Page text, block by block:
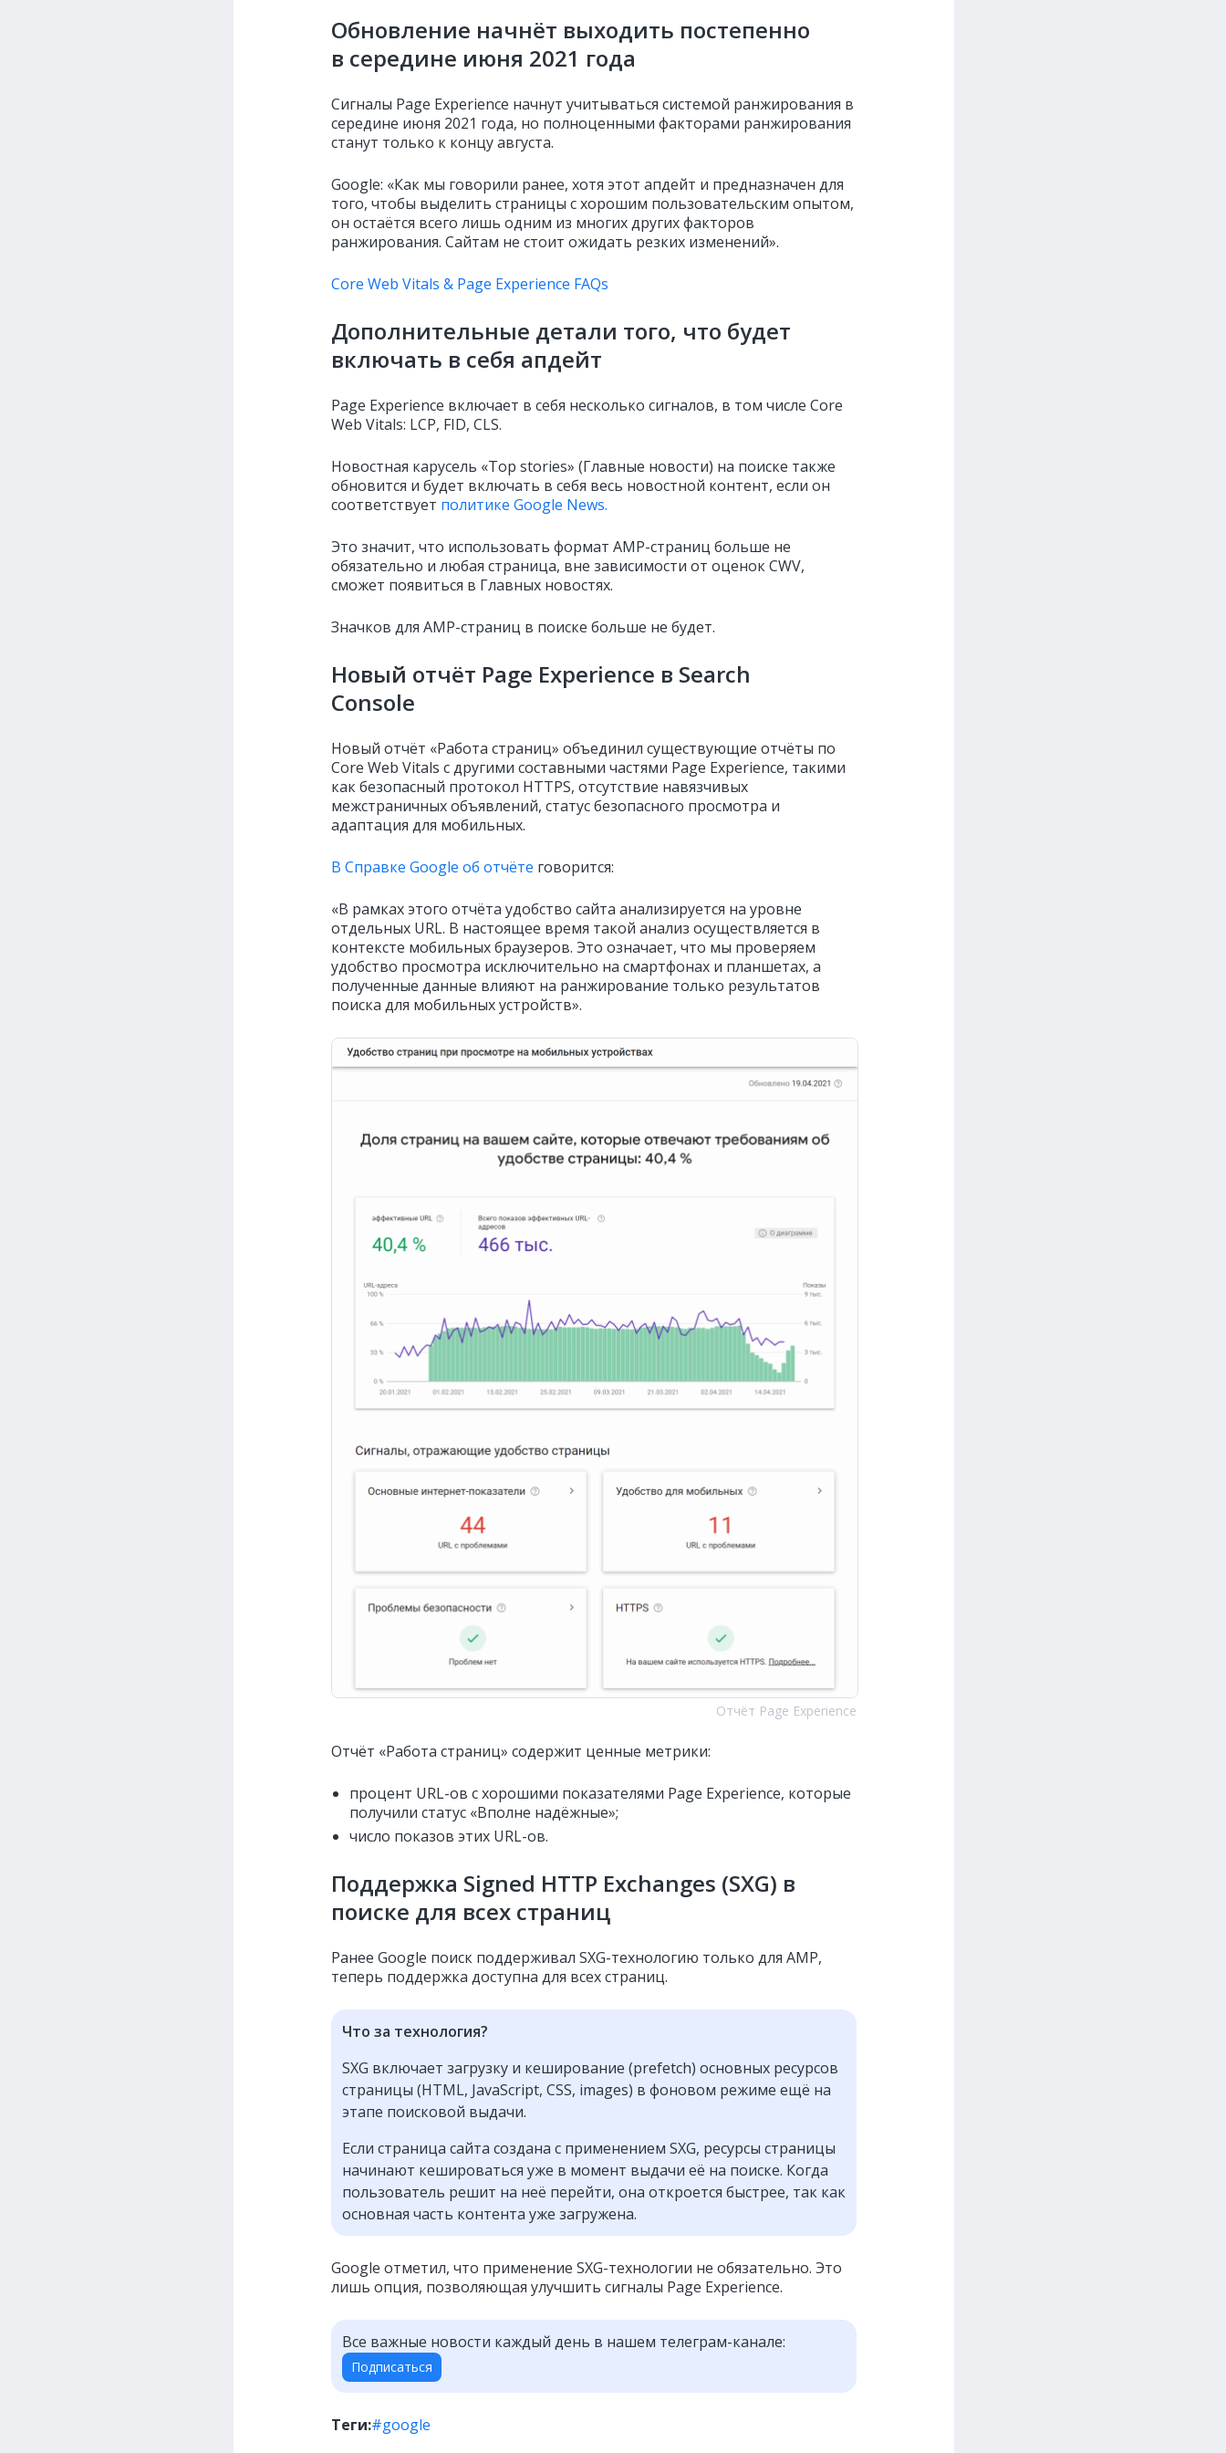
Обновление начнёт выходить постепенно
в середине июня 2021 года
Сигналы Page Experience начнут учитываться системой ранжирования в
середине июня 2021 года, но полноценными факторами ранжирования
станут только к концу августа.
Google: «Как мы говорили ранее, хотя этот апдейт и предназначен для
того, чтобы выделить страницы с хорошим пользовательским опытом,
он остаётся всего лишь одним из многих других факторов
ранжирования. Сайтам не стоит ожидать резких изменений».
Core Web Vitals & Page Experience FAQs
Дополнительные детали того, что будет
включать в себя апдейт
Page Experience включает в себя несколько сигналов, в том числе Core
Web Vitals: LCP, FID, CLS.
Новостная карусель «Top stories» (Главные новости) на поиске также
обновится и будет включать в себя весь новостной контент, если он
соответствует политике Google News.
Это значит, что использовать формат AMP-страниц больше не
обязательно и любая страница, вне зависимости от оценок CWV,
сможет появиться в Главных новостях.
Значков для AMP-страниц в поиске больше не будет.
Новый отчёт Page Experience в Search
Console
Новый отчёт «Работа страниц» объединил существующие отчёты по
Core Web Vitals с другими составными частями Page Experience, такими
как безопасный протокол HTTPS, отсутствие навязчивых
межстраничных объявлений, статус безопасного просмотра и
адаптация для мобильных.
В Справке Google об отчёте говорится:
«В рамках этого отчёта удобство сайта анализируется на уровне
отдельных URL. В настоящее время такой анализ осуществляется в
контексте мобильных браузеров. Это означает, что мы проверяем
удобство просмотра исключительно на смартфонах и планшетах, а
полученные данные влияют на ранжирование только результатов
поиска для мобильных устройств».
Отчёт Page Experience
Отчёт «Работа страниц» содержит ценные метрики:
процент URL-ов с хорошими показателями Page Experience, которые
получили статус «Вполне надёжные»;
число показов этих URL-ов.
Поддержка Signed HTTP Exchanges (SXG) в
поиске для всех страниц
Ранее Google поиск поддерживал SXG-технологию только для AMP,
теперь поддержка доступна для всех страниц.
Что за технология?
SXG включает загрузку и кеширование (prefetch) основных ресурсов
страницы (HTML, JavaScript, CSS, images) в фоновом режиме ещё на
этапе поисковой выдачи.
Если страница сайта создана с применением SXG, ресурсы страницы
начинают кешироваться уже в момент выдачи её на поиске. Когда
пользователь решит на неё перейти, она откроется быстрее, так как
основная часть контента уже загружена.
Google отметил, что применение SXG-технологии не обязательно. Это
лишь опция, позволяющая улучшить сигналы Page Experience.
Все важные новости каждый день в нашем телеграм-канале:
Подписаться
Теги:#google